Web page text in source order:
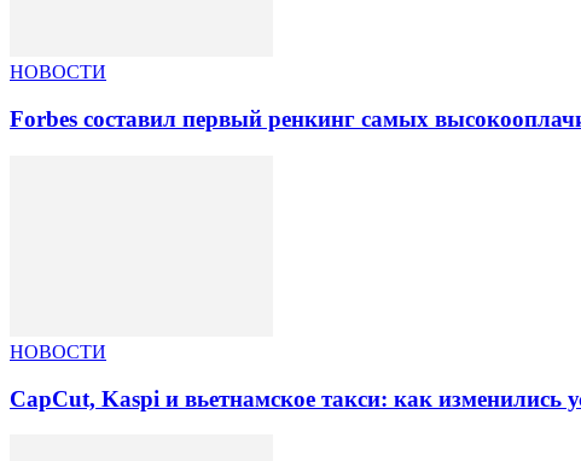
НОВОСТИ
Forbes составил первый ренкинг самых
НОВОСТИ
CapCut, Kaspi и вьетнамское такси: как изменились